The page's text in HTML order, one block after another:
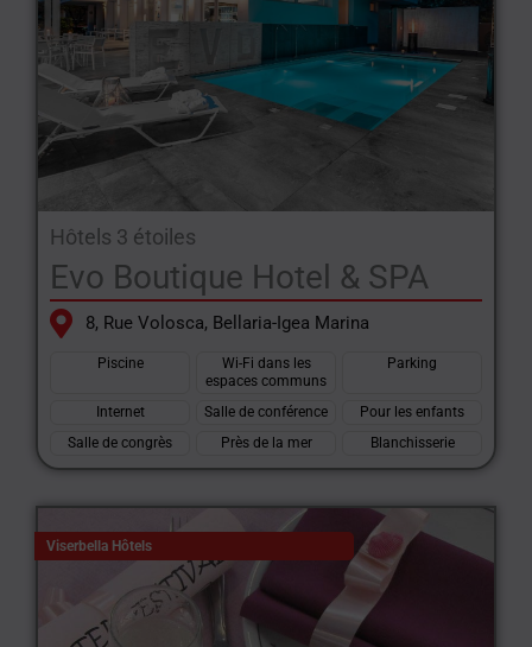
Hôtels 3 étoiles
Evo Boutique Hotel & SPA
8, Rue Volosca, Bellaria-Igea Marina
Piscine
Wi-Fi dans les
espaces communs
Parking
Internet Salle de conférence
Pour les enfants
Salle de congrès
Près de la mer Blanchisserie
Viserbella Hôtels